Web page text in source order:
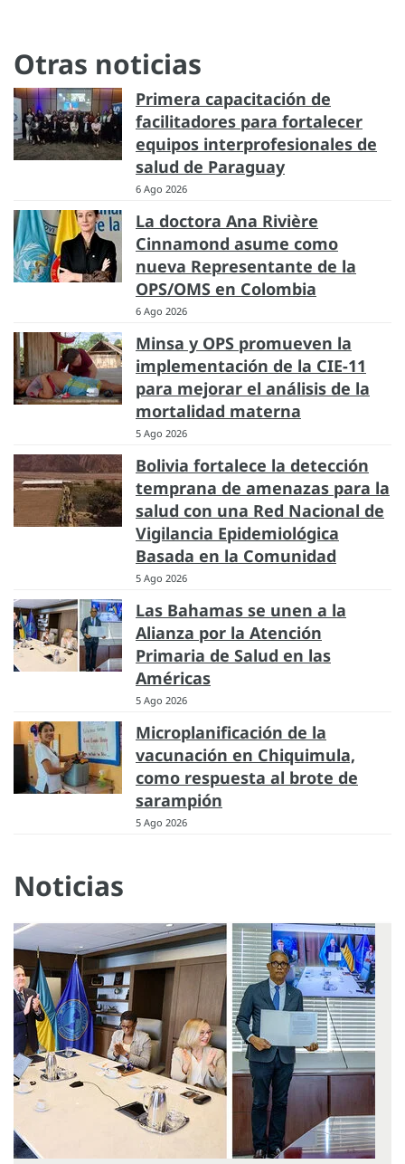
Otras noticias
Primera capacitación de
facilitadores para fortalecer
equipos interprofesionales de
salud de Paraguay
6 Ago 2026
La doctora Ana Rivière
Cinnamond asume como
nueva Representante de la
OPS/OMS en Colombia
6 Ago 2026
Minsa y OPS promueven la
implementación de la CIE-11
para mejorar el análisis de la
mortalidad materna
5 Ago 2026
Bolivia fortalece la detección
temprana de amenazas para la
salud con una Red Nacional de
Vigilancia Epidemiológica
Basada en la Comunidad
5 Ago 2026
Las Bahamas se unen a la
Alianza por la Atención
Primaria de Salud en las
Américas
5 Ago 2026
Microplanificación de la
vacunación en Chiquimula,
como respuesta al brote de
sarampión
5 Ago 2026
Noticias